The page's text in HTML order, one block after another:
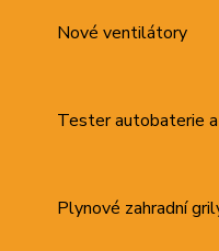
Nové ventilátory
Tester autobaterie
Plynové zahradní